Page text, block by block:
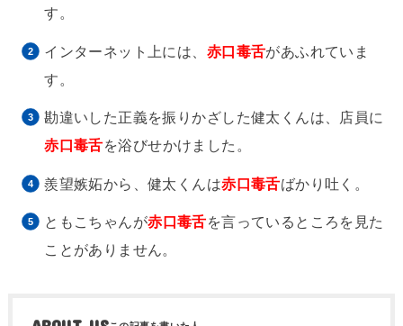
す。
インターネット上には、 赤口毒舌があふれていま
す。
勘違いした正義を振りかざした健太くんは、店員に
赤口毒舌を浴びせかけました。
羨望嫉妬から、健太くんは赤口毒舌ばかり吐く。
ともこちゃんが赤口毒舌を言っているところを見た
ことがありません。